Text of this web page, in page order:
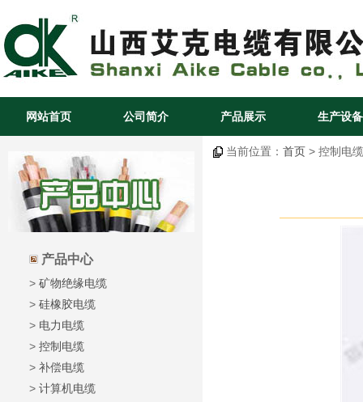
网站首页 公司简介 产品展示 生产设备
产品中心
> 矿物绝缘电缆
> 硅橡胶电缆
> 电力电缆
> 控制电缆
> 补偿电缆
> 计算机电缆
当前位置： 首页 > 控制电